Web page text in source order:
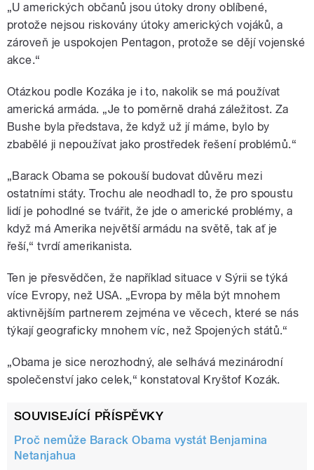
„U amerických občanů jsou útoky drony oblíbené,
protože nejsou riskovány útoky amerických vojáků, a
zároveň je uspokojen Pentagon, protože se dějí vojenské
akce.“
Otázkou podle Kozáka je i to, nakolik se má používat
americká armáda. „Je to poměrně drahá záležitost. Za
Bushe byla představa, že když už jí máme, bylo by
zbabělé ji nepoužívat jako prostředek řešení problémů.“
„Barack Obama se pokouší budovat důvěru mezi
ostatními státy. Trochu ale neodhadl to, že pro spoustu
lidí je pohodlné se tvářit, že jde o americké problémy, a
když má Amerika největší armádu na světě, tak ať je
řeší,“ tvrdí amerikanista.
Ten je přesvědčen, že například situace v Sýrii se týká
více Evropy, než USA. „Evropa by měla být mnohem
aktivnějším partnerem zejména ve věcech, které se nás
týkají geograficky mnohem víc, než Spojených států.“
„Obama je sice nerozhodný, ale selhává mezinárodní
společenství jako celek,“ konstatoval Kryštof Kozák.
SOUVISEJÍCÍ PŘÍSPĚVKY
Proč nemůže Barack Obama vystát Benjamina
Netanjahua